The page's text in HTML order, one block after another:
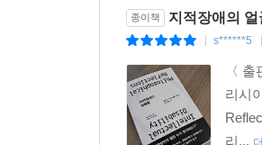
개인적 비극 모델을 비판
한다는 사실을 부정하는
원인은 장애에 대해 차별
많은 장애 여성이 현대
의 본질과 바람직하지 않
다행히도, 철학 담론 내
비판적 장애 접근에 뿌
따라 흐릿하고 추상적인
있듯이, 리시아 칼슨은 지
종이책 지적장애의 얼
s******5
〈
리시
리...